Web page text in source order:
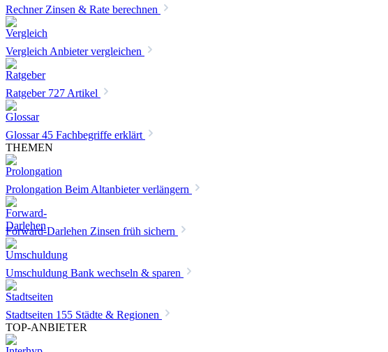
Rechner Zinsen & Rate berechnen
Vergleich Anbieter vergleichen
Ratgeber 727 Artikel
Glossar 45 Fachbegriffe erklärt
THEMEN
Prolongation Beim Altanbieter verlängern
Forward-Darlehen Zinsen früh sichern
Umschuldung Bank wechseln & sparen
Stadtseiten 155 Städte & Regionen
TOP-ANBIETER